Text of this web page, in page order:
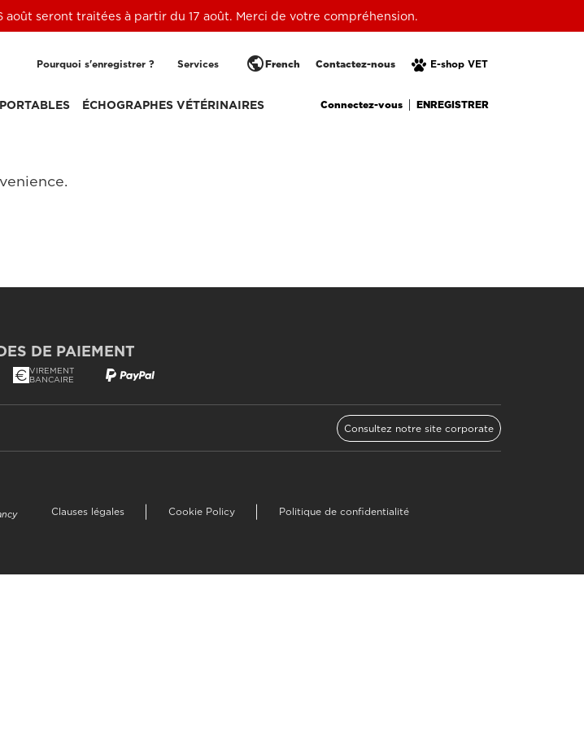
août seront traitées à partir du 17 août. Merci de votre compréhension.
Pourquoi s'enregistrer ? Services E-shop VET
Contactez-nous
publicFrench
ÉCHOGRAPHES VÉTÉRINAIRES Connectez-vous ENREGISTRER
DE PAIEMENT
VIREMENT
BANCAIRE
Consultez notre site corporate
Clauses légales Cookie Policy Politique de confidentialité